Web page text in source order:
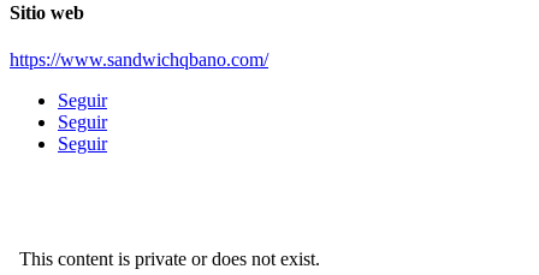
Sitio web
https://www.sandwichqbano.com/
Seguir
Seguir
Seguir